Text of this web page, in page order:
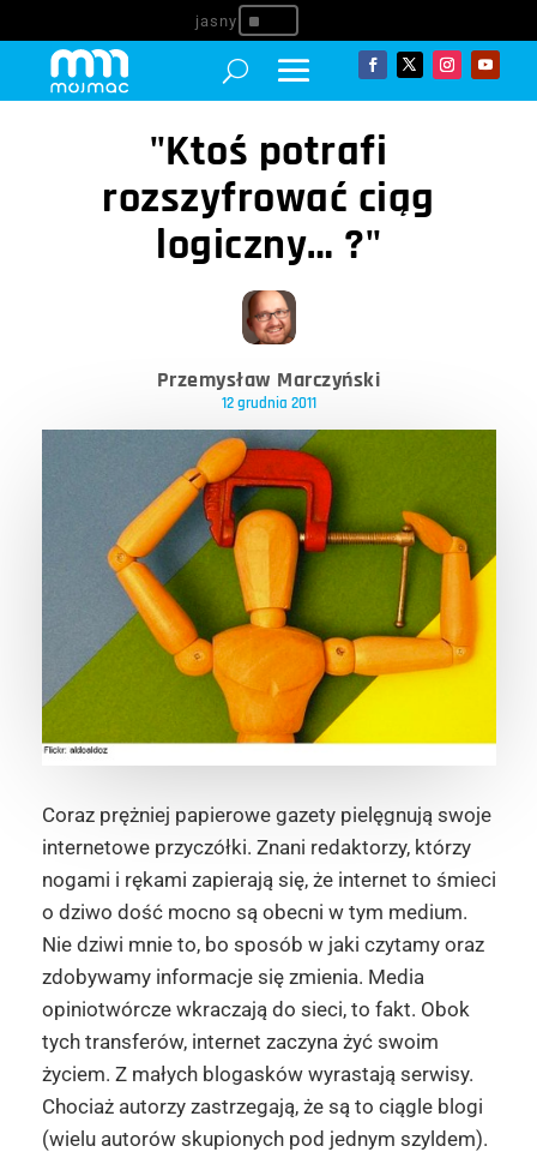
^
"Ktoś potrafi
rozszyfrować ciąg
logiczny… ?"
Przemysław Marczyński
12 grudnia 2011
Coraz prężniej papierowe gazety pielęgnują swoje
internetowe przyczółki. Znani redaktorzy, którzy
nogami i rękami zapierają się, że internet to śmieci
o dziwo dość mocno są obecni w tym medium.
Nie dziwi mnie to, bo sposób w jaki czytamy oraz
zdobywamy informacje się zmienia. Media
opiniotwórcze wkraczają do sieci, to fakt. Obok
tych transferów, internet zaczyna żyć swoim
życiem. Z małych blogasków wyrastają serwisy.
Chociaż autorzy zastrzegają, że są to ciągle blogi
(wielu autorów skupionych pod jednym szyldem).